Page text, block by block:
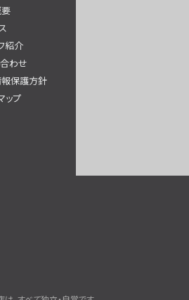
紹介
わせ
保護方針
ップ